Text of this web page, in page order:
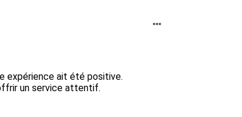
expérience ait été positive.
un service attentif.